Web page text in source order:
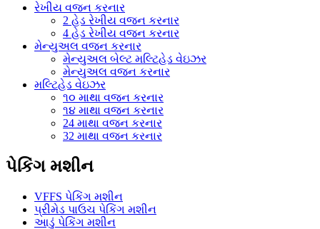
રેખીય વજન કરનાર
2 હેડ રેખીય વજન કરનાર
4 હેડ રેખીય વજન કરનાર
મેન્યુઅલ વજન કરનાર
મેન્યુઅલ બેલ્ટ મલ્ટિહેડ વેઇઝર
મેન્યુઅલ વજન કરનાર
મલ્ટિહેડ વેઇઝર
૧૦ માથા વજન કરનાર
૧૪ માથા વજન કરનાર
24 માથા વજન કરનાર
32 માથા વજન કરનાર
પેકિંગ મશીન
VFFS પેકિંગ મશીન
પ્રીમેડ પાઉચ પેકિંગ મશીન
આડું પેકિંગ મશીન